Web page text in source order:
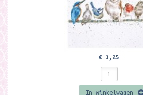
€ 3,25
In winkelwagen